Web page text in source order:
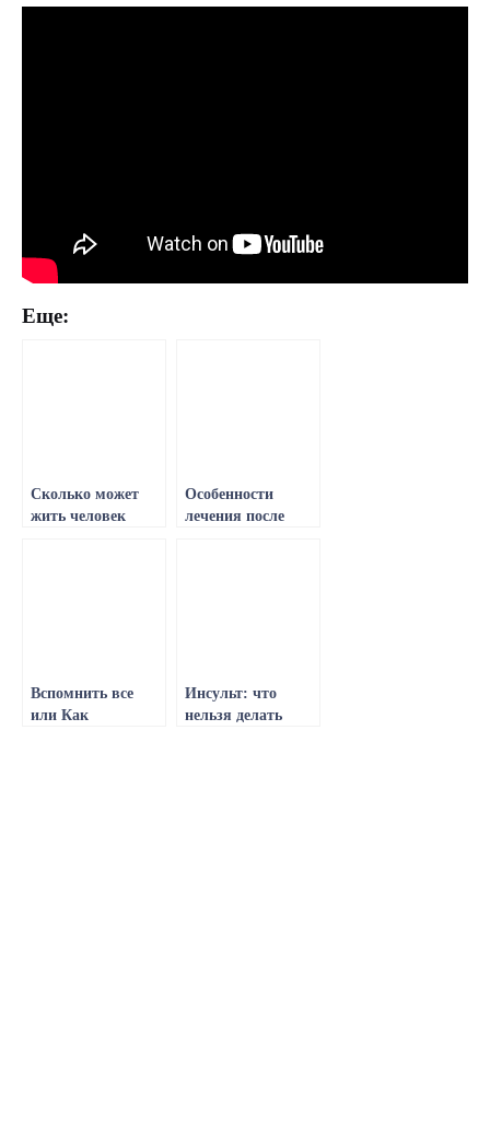
Еще:
Сколько может
жить человек
Особенности
лечения после
Вспомнить все
или Как
Инсульт: что
нельзя делать